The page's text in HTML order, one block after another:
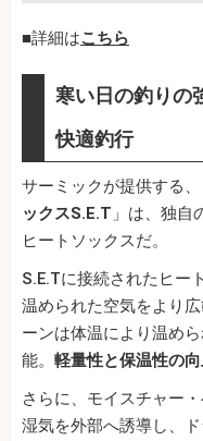
■詳細はこちら
寒い日の釣りの
快適釣行
サーミックが提供する
ックスS.E.T 」は、独自
ヒートソックスだ。
S.E.Tに接続されたヒー
温められた空気をより
ーンは体温により温め
能。 軽量性と保温性の
さらに、モイスチャー
湿気を外部へ誘導し、